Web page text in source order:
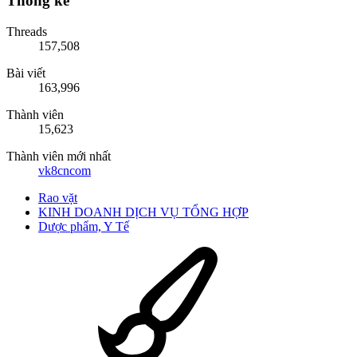
Threads
157,508
Bài viết
163,996
Thành viên
15,623
Thành viên mới nhất
vk8cncom
Rao vặt
KINH DOANH DỊCH VỤ TỔNG HỢP
Dược phẩm, Y Tế